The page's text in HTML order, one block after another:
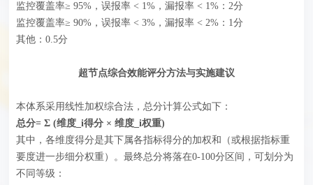
监控覆盖率≥ 95%，误报率 < 1%，漏报率 < 1%：2分
监控覆盖率≥ 90%，误报率 < 3%，漏报率 < 2%：1分
其他：0.5分
超节点综合效能评分方法与实施建议
本体系采用线性加权综合法，总分计算公式如下：
总分= Σ (维度_i得分 × 维度_i权重)
其中，各维度得分是其下属各指标得分的加权和（或根据指标重
要度进一步细分权重）。最终总分将落在0-100分区间，可划分为
不同等级：